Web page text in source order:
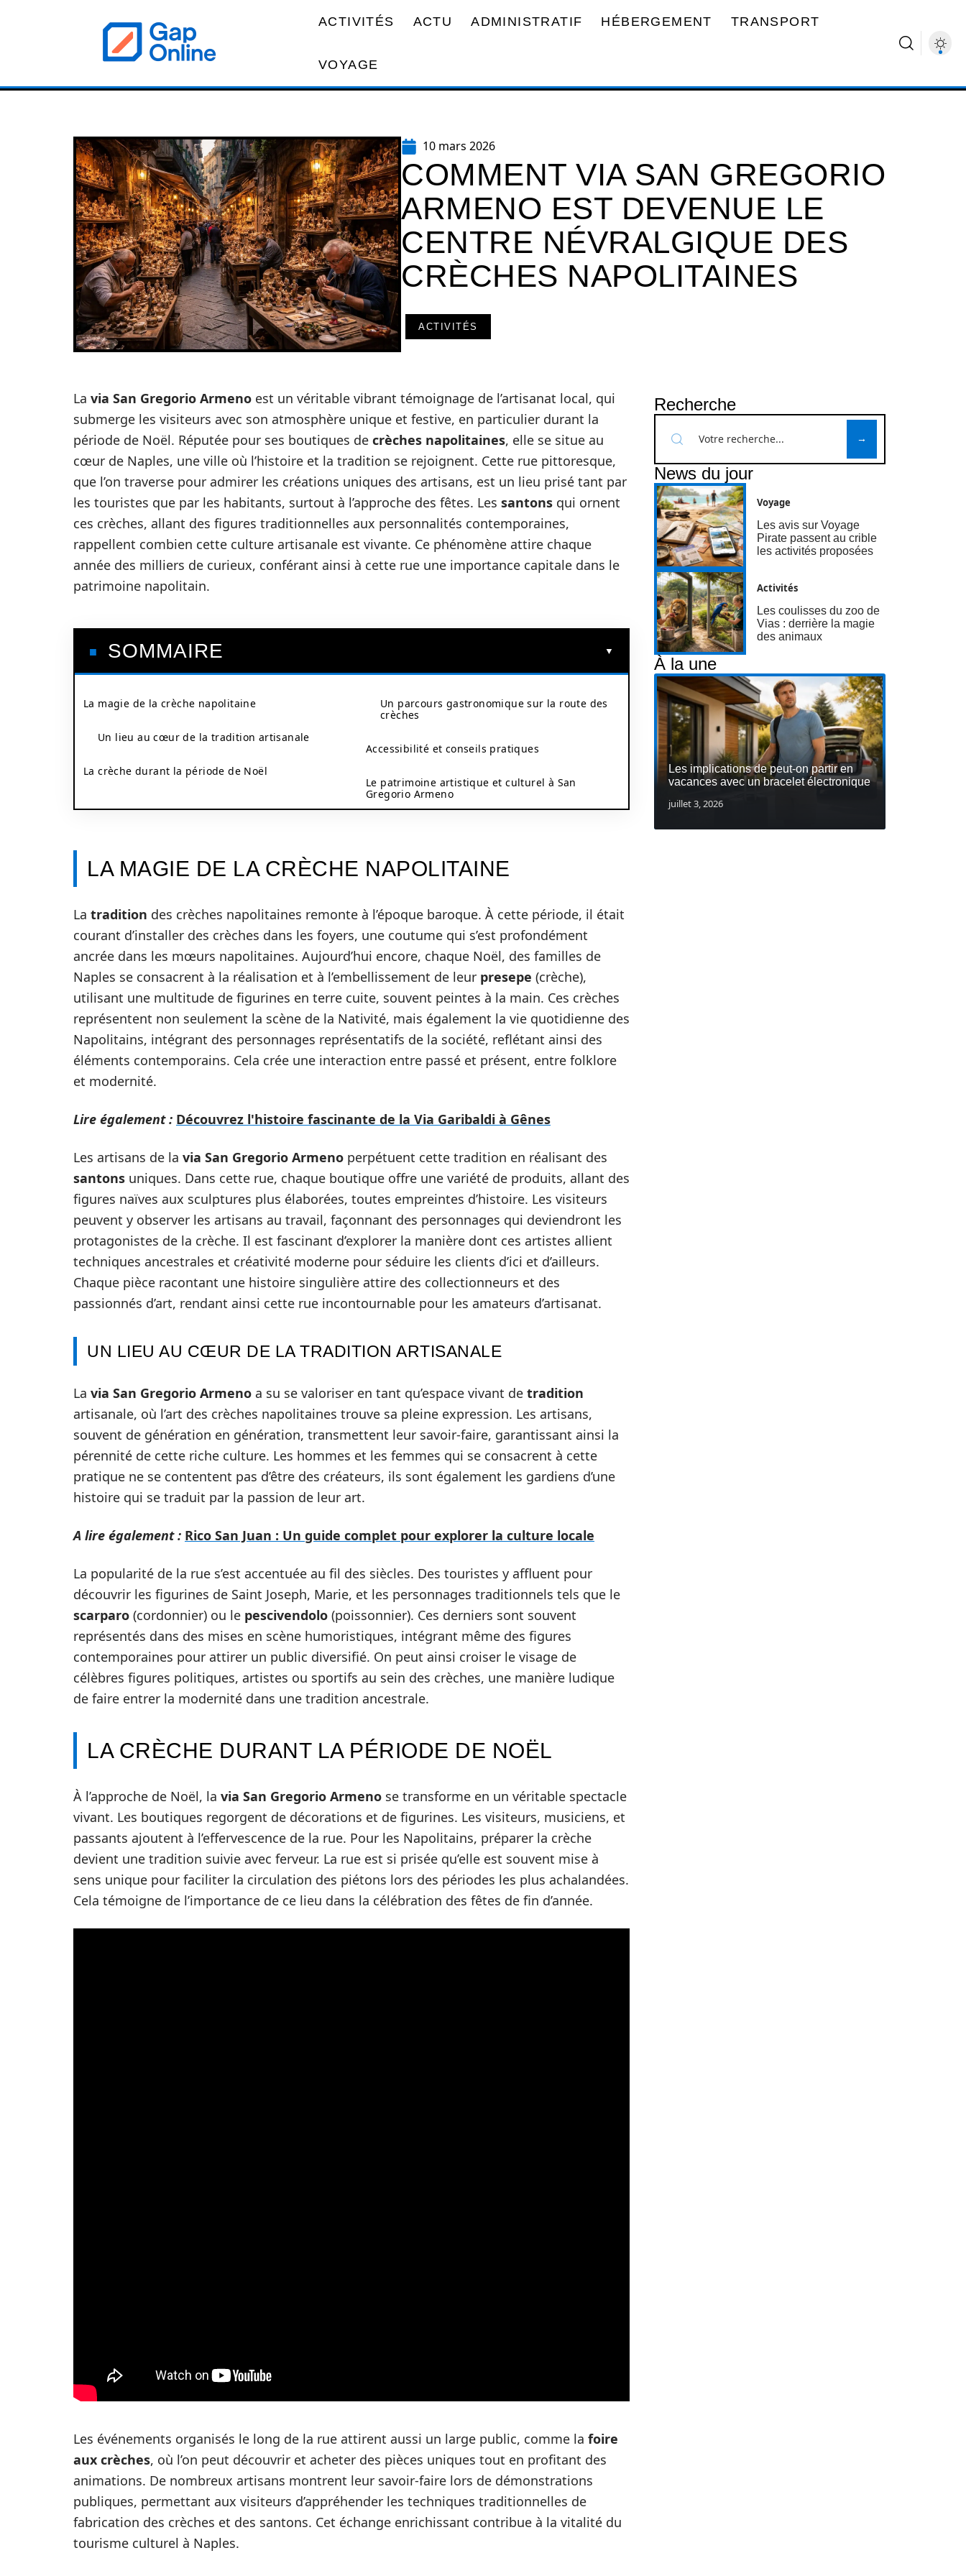
ACTIVITÉS ACTU ADMINISTRATIF HÉBERGEMENT TRANSPORT
VOYAGE
10 mars 2026
COMMENT VIA SAN GREGORIO
ARMENO EST DEVENUE LE
CENTRE NÉVRALGIQUE DES
CRÈCHES NAPOLITAINES
ACTIVITÉS
La via San Gregorio Armeno est un véritable vibrant témoignage de l’artisanat local, qui
submerge les visiteurs avec son atmosphère unique et festive, en particulier durant la
période de Noël. Réputée pour ses boutiques de crèches napolitaines, elle se situe au
cœur de Naples, une ville où l’histoire et la tradition se rejoignent. Cette rue pittoresque,
que l’on traverse pour admirer les créations uniques des artisans, est un lieu prisé tant par
les touristes que par les habitants, surtout à l’approche des fêtes. Les santons qui ornent
ces crèches, allant des figures traditionnelles aux personnalités contemporaines,
rappellent combien cette culture artisanale est vivante. Ce phénomène attire chaque
année des milliers de curieux, conférant ainsi à cette rue une importance capitale dans le
patrimoine napolitain.
SOMMAIRE
La magie de la crèche napolitaine
Un lieu au cœur de la tradition artisanale
La crèche durant la période de Noël
Un parcours gastronomique sur la route des
crèches
Accessibilité et conseils pratiques
Le patrimoine artistique et culturel à San
Gregorio Armeno
LA MAGIE DE LA CRÈCHE NAPOLITAINE
La tradition des crèches napolitaines remonte à l’époque baroque. À cette période, il était
courant d’installer des crèches dans les foyers, une coutume qui s’est profondément
ancrée dans les mœurs napolitaines. Aujourd’hui encore, chaque Noël, des familles de
Naples se consacrent à la réalisation et à l’embellissement de leur presepe (crèche),
utilisant une multitude de figurines en terre cuite, souvent peintes à la main. Ces crèches
représentent non seulement la scène de la Nativité, mais également la vie quotidienne des
Napolitains, intégrant des personnages représentatifs de la société, reflétant ainsi des
éléments contemporains. Cela crée une interaction entre passé et présent, entre folklore
et modernité.
Lire également : Découvrez l'histoire fascinante de la Via Garibaldi à Gênes
Les artisans de la via San Gregorio Armeno perpétuent cette tradition en réalisant des
santons uniques. Dans cette rue, chaque boutique offre une variété de produits, allant des
figures naïves aux sculptures plus élaborées, toutes empreintes d’histoire. Les visiteurs
peuvent y observer les artisans au travail, façonnant des personnages qui deviendront les
protagonistes de la crèche. Il est fascinant d’explorer la manière dont ces artistes allient
techniques ancestrales et créativité moderne pour séduire les clients d’ici et d’ailleurs.
Chaque pièce racontant une histoire singulière attire des collectionneurs et des
passionnés d’art, rendant ainsi cette rue incontournable pour les amateurs d’artisanat.
UN LIEU AU CŒUR DE LA TRADITION ARTISANALE
La via San Gregorio Armeno a su se valoriser en tant qu’espace vivant de tradition
artisanale, où l’art des crèches napolitaines trouve sa pleine expression. Les artisans,
souvent de génération en génération, transmettent leur savoir-faire, garantissant ainsi la
pérennité de cette riche culture. Les hommes et les femmes qui se consacrent à cette
pratique ne se contentent pas d’être des créateurs, ils sont également les gardiens d’une
histoire qui se traduit par la passion de leur art.
A lire également : Rico San Juan : Un guide complet pour explorer la culture locale
La popularité de la rue s’est accentuée au fil des siècles. Des touristes y affluent pour
découvrir les figurines de Saint Joseph, Marie, et les personnages traditionnels tels que le
scarparo (cordonnier) ou le pescivendolo (poissonnier). Ces derniers sont souvent
représentés dans des mises en scène humoristiques, intégrant même des figures
contemporaines pour attirer un public diversifié. On peut ainsi croiser le visage de
célèbres figures politiques, artistes ou sportifs au sein des crèches, une manière ludique
de faire entrer la modernité dans une tradition ancestrale.
LA CRÈCHE DURANT LA PÉRIODE DE NOËL
À l’approche de Noël, la via San Gregorio Armeno se transforme en un véritable spectacle
vivant. Les boutiques regorgent de décorations et de figurines. Les visiteurs, musiciens, et
passants ajoutent à l’effervescence de la rue. Pour les Napolitains, préparer la crèche
devient une tradition suivie avec ferveur. La rue est si prisée qu’elle est souvent mise à
sens unique pour faciliter la circulation des piétons lors des périodes les plus achalandées.
Cela témoigne de l’importance de ce lieu dans la célébration des fêtes de fin d’année.
Les événements organisés le long de la rue attirent aussi un large public, comme la foire
aux crèches, où l’on peut découvrir et acheter des pièces uniques tout en profitant des
animations. De nombreux artisans montrent leur savoir-faire lors de démonstrations
publiques, permettant aux visiteurs d’appréhender les techniques traditionnelles de
fabrication des crèches et des santons. Cet échange enrichissant contribue à la vitalité du
tourisme culturel à Naples.
Recherche
News du jour
Voyage
Les avis sur Voyage
Pirate passent au crible
les activités proposées
Activités
Les coulisses du zoo de
Vias : derrière la magie
des animaux
À la une
Les implications de peut-on partir en
vacances avec un bracelet électronique
juillet 3, 2026